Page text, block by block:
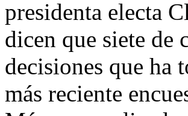
presidenta electa
dicen que siete de
decisiones que ha
más reciente